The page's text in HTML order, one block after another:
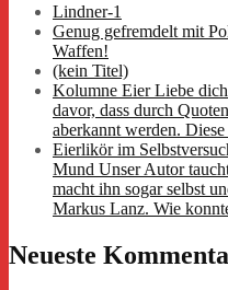
Lindner-1
Genug gefremdelt mit
Waffen!
(kein Titel)
Kolumne Eier Liebe
davor, dass durch
aberkannt werden.
Eierlikör im
Mund Unser Autor
macht ihn sogar selbst
Markus Lanz. Wie
Neueste